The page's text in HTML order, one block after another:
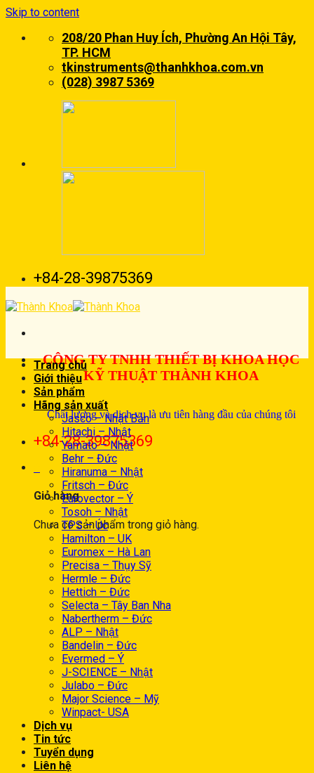
Skip to content
208/20 Phan Huy Ích, Phường An Hội Tây,
TP. HCM
tkinstruments@thanhkhoa.com.vn
(028) 3987 5369
+84-28-39875369
CÔNG TY TNHH THIẾT BỊ KHOA HỌC
KỸ THUẬT THÀNH KHOA
Chất lượng và dịch vụ là ưu tiên hàng đầu của chúng tôi
+84-28-39875369
Giỏ hàng
Chưa có sản phẩm trong giỏ hàng.
Trang chủ
Giới thiệu
Sản phẩm
Hãng sản xuất
Jasco – Nhật Bản
Hitachi – Nhật
Yamato – Nhật
Behr – Đức
Hiranuma – Nhật
Fritsch – Đức
Eurovector – Ý
Tosoh – Nhật
TPS – Úc
Hamilton – UK
Euromex – Hà Lan
Precisa – Thụy Sỹ
Hermle – Đức
Hettich – Đức
Selecta – Tây Ban Nha
Nabertherm – Đức
ALP – Nhật
Bandelin – Đức
Evermed – Ý
J-SCIENCE – Nhật
Julabo – Đức
Major Science – Mỹ
Winpact- USA
Dịch vụ
Tin tức
Tuyển dụng
Liên hệ